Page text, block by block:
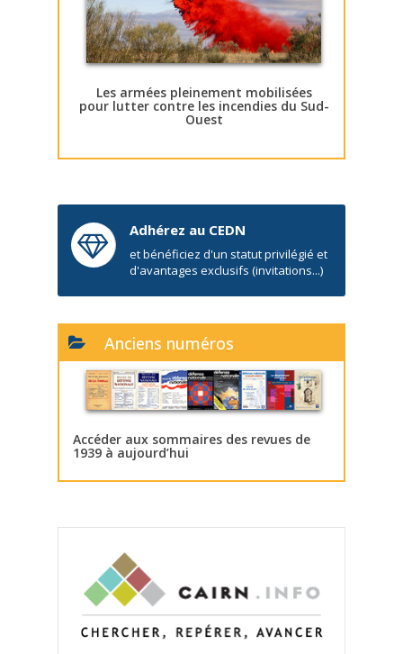
Les armées pleinement mobilisées
pour lutter contre les incendies du Sud-
Ouest
Adhérez au CEDN
et bénéficiez d'un statut privilégié et
d'avantages exclusifs (invitations...)
Anciens numéros
Accéder aux sommaires des revues de
1939 à aujourd’hui